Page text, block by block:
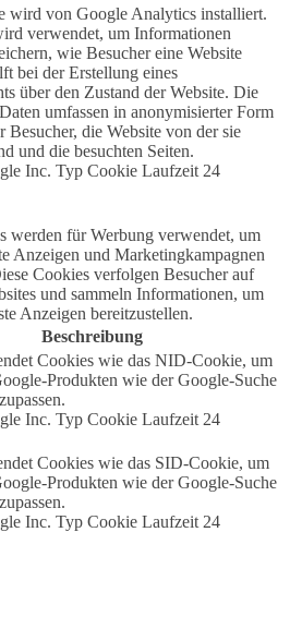
wird von Google Analytics installiert.
verwendet, um Informationen
wie Besucher eine Website
bei der Erstellung eines
über den Zustand der Website. Die
umfassen in anonymisierter Form
Besucher, die Website von der sie
und die besuchten Seiten.
Inc. Typ Cookie Laufzeit 24
werden für Werbung verwendet, um
Anzeigen und Marketingkampagnen
Cookies verfolgen Besucher auf
und sammeln Informationen, um
Anzeigen bereitzustellen.
Beschreibung
Cookies wie das NID-Cookie, um
Produkten wie der Google-Suche
Inc. Typ Cookie Laufzeit 24
Cookies wie das SID-Cookie, um
Produkten wie der Google-Suche
Inc. Typ Cookie Laufzeit 24